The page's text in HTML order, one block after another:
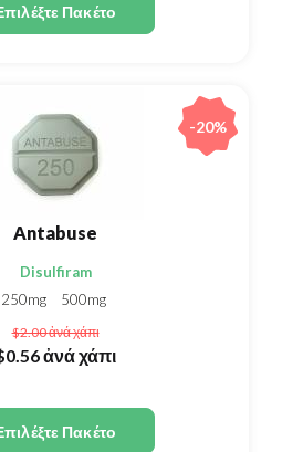
Πακέτο
Antabuse
Disulfiram
250mg
500mg
$2.00ἀνά χάπι
ἀνά χάπι
Πακέτο
-20%